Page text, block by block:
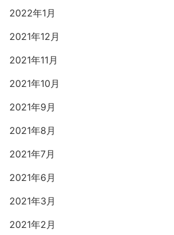
2022年1月
2021年12月
2021年11月
2021年10月
2021年9月
2021年8月
2021年7月
2021年6月
2021年3月
2021年2月